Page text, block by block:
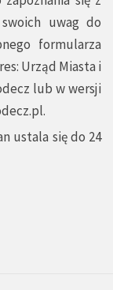
uwag do
formularza
Urząd Miasta i
lub w wersji
.
ustala się do 24